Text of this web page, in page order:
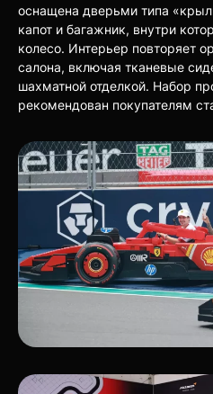
оснащена дверьми типа
капот и багажник, внутри
колесо. Интерьер повторяет
салона, включая тканевые
шахматной отделкой. Набор
рекомендован покупателям